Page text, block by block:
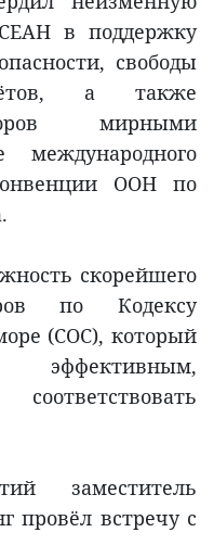
в поддержку
свободы
а также
мирными
международного
ООН по
скорейшего
по Кодексу
(COC), который
заместитель
провёл встречу с